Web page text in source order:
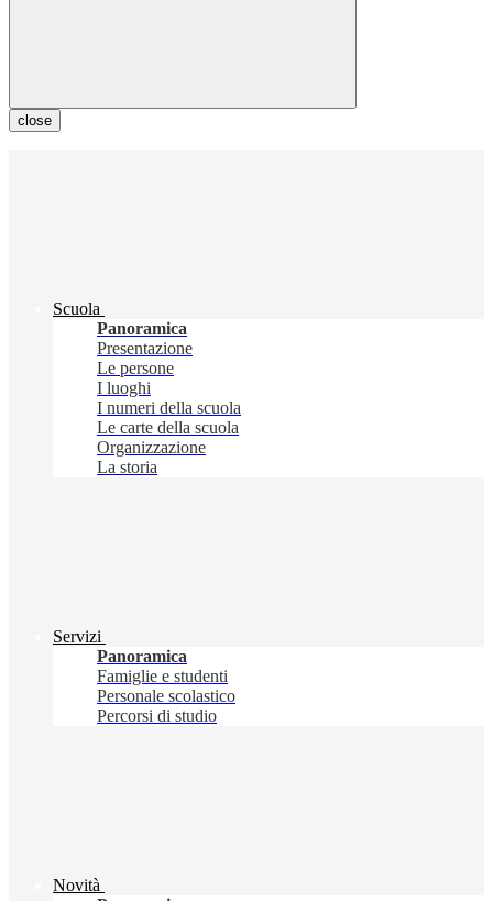
close
Scuola
Panoramica
Presentazione
Le persone
I luoghi
I numeri della scuola
Le carte della scuola
Organizzazione
La storia
Servizi
Panoramica
Famiglie e studenti
Personale scolastico
Percorsi di studio
Novità